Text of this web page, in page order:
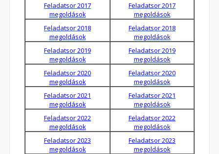
Feladatsor 2017
megoldások
Feladatsor 2017
megoldások
Feladatsor 2018
megoldások
Feladatsor 2018
megoldások
Feladatsor 2019
megoldások
Feladatsor 2019
megoldások
Feladatsor 2020
megoldások
Feladatsor 2020
megoldások
Feladatsor 2021
megoldások
Feladatsor 2021
megoldások
Feladatsor 2022
megoldások
Feladatsor 2022
megoldások
Feladatsor 2023
megoldások
Feladatsor 2023
megoldások